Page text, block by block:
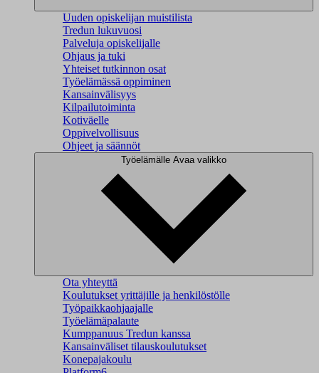
Uuden opiskelijan muistilista
Tredun lukuvuosi
Palveluja opiskelijalle
Ohjaus ja tuki
Yhteiset tutkinnon osat
Työelämässä oppiminen
Kansainvälisyys
Kilpailutoiminta
Kotiväelle
Oppivelvollisuus
Ohjeet ja säännöt
Työelämälle Avaa valikko
Ota yhteyttä
Koulutukset yrittäjille ja henkilöstölle
Työpaikkaohjaajalle
Työelämäpalaute
Kumppanuus Tredun kanssa
Kansainväliset tilauskoulutukset
Konepajakoulu